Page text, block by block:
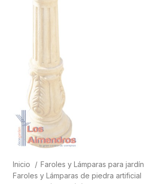
Inicio
Faroles y Lámparas para jardín
Faroles y Lámparas de piedra artificial